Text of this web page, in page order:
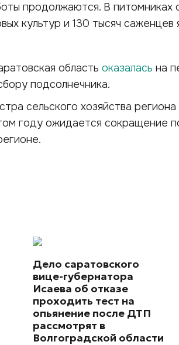
продолжаются. В
культур и 130 тысяч саженцев
область оказалась на
подсолнечника.
сельского хозяйства
году ожидается сокращение
Дело саратовского
вице-губернатора
Исаева об отказе
проходить тест на
опьянение после ДТП
рассмотрят в
Волгоградской области